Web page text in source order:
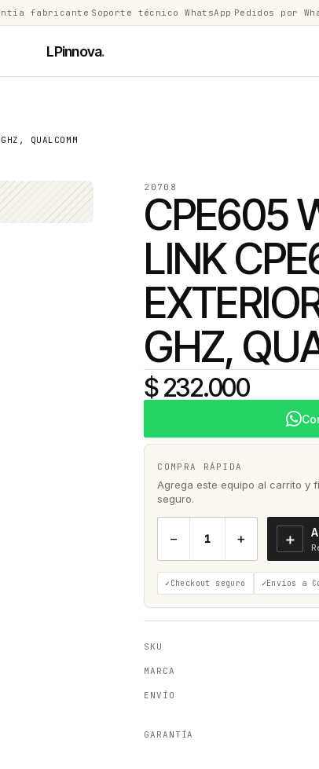
fabricante Soporte técnico WhatsApp Pedidos por
LPinnova.
QUALCOMM
20708
CPE605
LINK
GHZ,
$ 232.000
COMPRA RÁPIDA
Agrega este equipo al carrito y
seguro.
− + ＋
Checkout seguro Envíos a
SKU
MARCA
ENVÍO
GARANTÍA